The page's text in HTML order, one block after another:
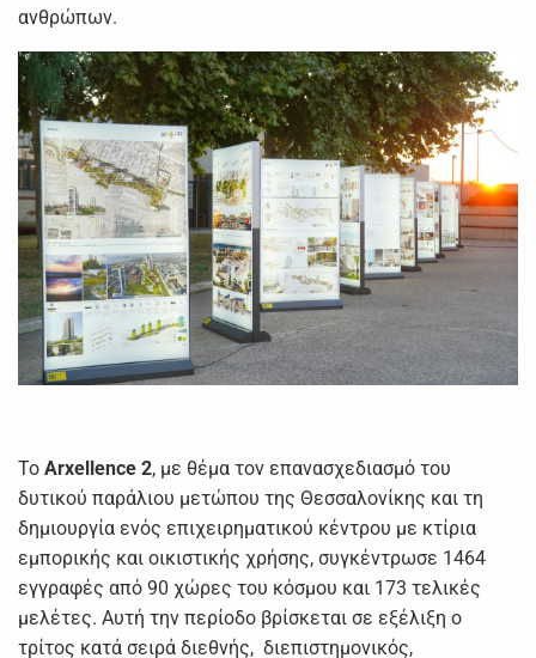
ανθρώπων.
Το Arxellence 2, με θέμα τον επανασχεδιασμό του
δυτικού παράλιου μετώπου της Θεσσαλονίκης και τη
δημιουργία ενός επιχειρηματικού κέντρου με κτίρια
εμπορικής και οικιστικής χρήσης, συγκέντρωσε 1464
εγγραφές από 90 χώρες του κόσμου και 173 τελικές
μελέτες. Αυτή την περίοδο βρίσκεται σε εξέλιξη ο
τρίτος κατά σειρά διεθνής, διεπιστημονικός,